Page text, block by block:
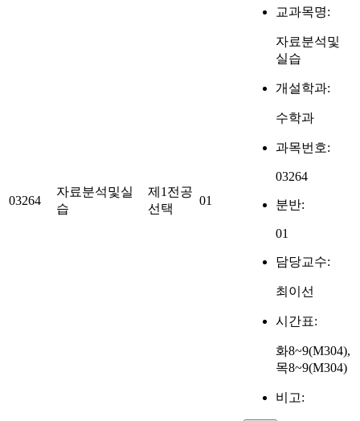
03264
자료분석및실
습
제1전공
선택
01
교과목명:
자료분석및
실습
개설학과:
수학과
과목번호:
03264
분반:
01
담당교수:
최이선
시간표:
화8~9(M304),
목8~9(M304)
비고: